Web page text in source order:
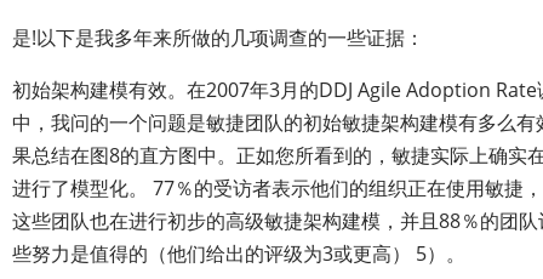
是!以下是我多年来所做的几项调查的一些证据：
初始架构建模有效。在2007年3月的DDJ Agile Adoption Rate
中，我问的一个问题是敏捷团队的初始敏捷架构建模有多么有
果总结在图8的直方图中。正如您所看到的，敏捷实际上确实
进行了模型化。 77％的受访者表示他们的组织正在使用敏捷
这些团队也在进行初步的高级敏捷架构建模，并且88％的团
些努力是值得的（他们给出的评级为3或更高） 5）。